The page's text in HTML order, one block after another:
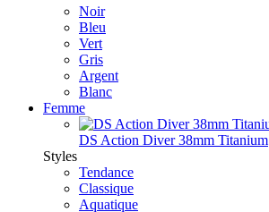
Noir
Bleu
Vert
Gris
Argent
Blanc
Femme
DS Action Diver 38mm Titanium
Styles
Tendance
Classique
Aquatique